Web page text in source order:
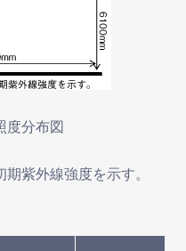
度分布図
紫外線強度を示す。